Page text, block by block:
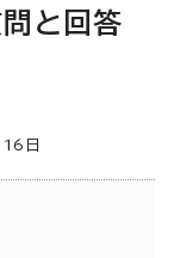
と回答
16 日